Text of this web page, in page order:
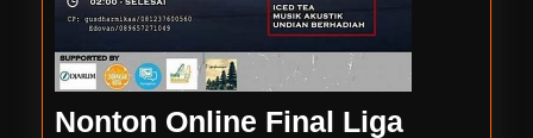
Nonton Online Final Liga